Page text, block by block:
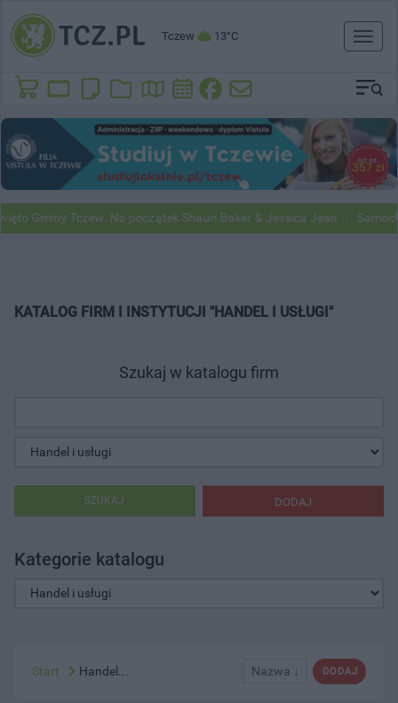
Tczew 13°C
Toggle
Gminy Tczew. Na początek Shaun Baker & Jessica Jean
KATALOG FIRM I INSTYTUCJI "HANDEL I USŁUGI"
Szukaj w katalogu firm
DODAJ
SZUKAJ
Kategorie katalogu
DODAJ
Nazwa ↓
Start Handel...